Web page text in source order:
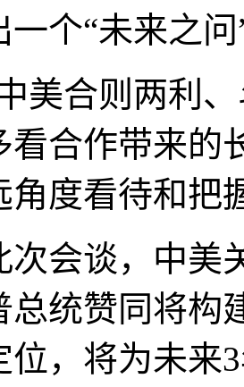
一个“未来之
合则两利、
看合作带来
角度看待和把
谈，中美关
总统赞同将构
位，将为未来